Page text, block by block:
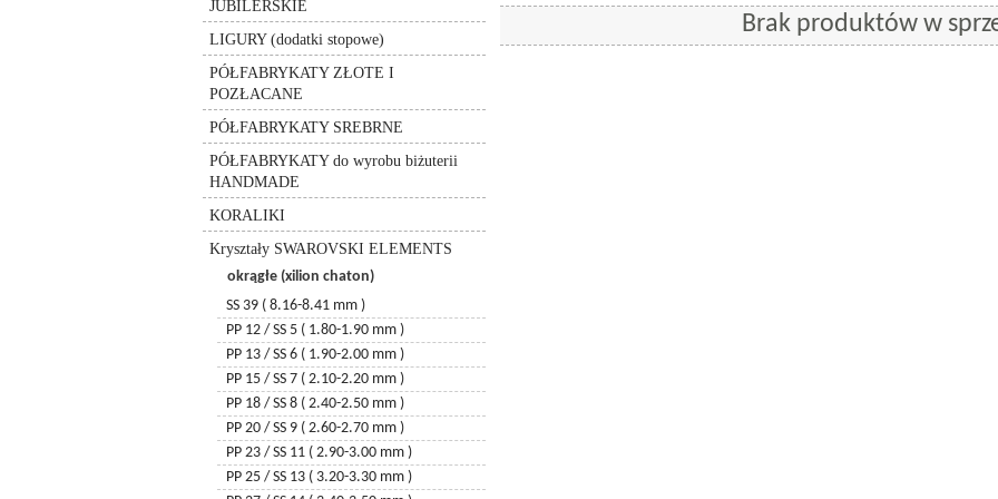
JUBILERSKIE
wiertła
LIGURY (dodatki stopowe)
do srebra
inne
PÓŁFABRYKATY ZŁOTE I
POZŁACANE
złote
pozłacane
łańcuszki
PÓŁFABRYKATY SREBRNE
szpilki
kulki
łańcuszki
rurki
pierścionki
PÓŁFABRYKATY do wyrobu biżuterii
HANDMADE
zakończenia jubilerskie
zawieszki jubilerskie
elementy montażowe
przekładki i rurki jubilerskie
druty, linki, żyłki
łańcuszki metalowe
zawieszki
KORALIKI
lawa wulkaniczna
jaspis
kulki discoball
kulki ceramiczne
kulki metalowe
kulki akrylowe
koraliki MIYUKI
agat
Kryształy SWAROVSKI ELEMENTS
okrągłe (xilion chaton)
SS 39 ( 8.16-8.41 mm )
PP 12 / SS 5 ( 1.80-1.90 mm )
PP 13 / SS 6 ( 1.90-2.00 mm )
PP 15 / SS 7 ( 2.10-2.20 mm )
PP 18 / SS 8 ( 2.40-2.50 mm )
PP 20 / SS 9 ( 2.60-2.70 mm )
PP 23 / SS 11 ( 2.90-3.00 mm )
PP 25 / SS 13 ( 3.20-3.30 mm )
6530 – pure drop
6764 – clover pendant
6000
6100
6735 - leaf
6721 - starfish
6723 - shell
6714 - star
6860 - krzyżyk
6866 - krzyżyk
6864 - krzyżyk
6911 – kaputt owal
6790 - coral (3 springs)
6791 – coral (2 springs)
6215 - serce
6262 - serce miss u
6264 - serce truly in love
6320 – romb
6328 – becone
5040 – briolette bead
Brak produktów w